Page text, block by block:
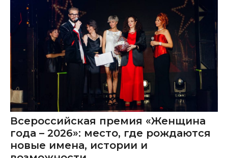
Всероссийская премия «Женщина
года – 2026»: место, где рождаются
новые имена, истории и